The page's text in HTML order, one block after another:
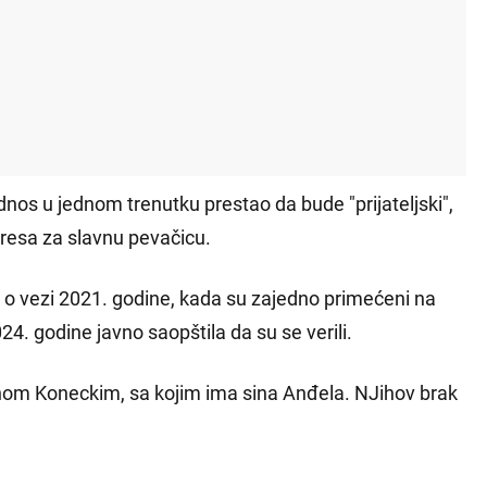
u jednom trenutku prestao da bude "prijateljski",
za slavnu pevačicu.
vezi 2021. godine, kada su zajedno primećeni na
godine javno saopštila da su se verili.
Koneckim, sa kojim ima sina Anđela. NJihov brak